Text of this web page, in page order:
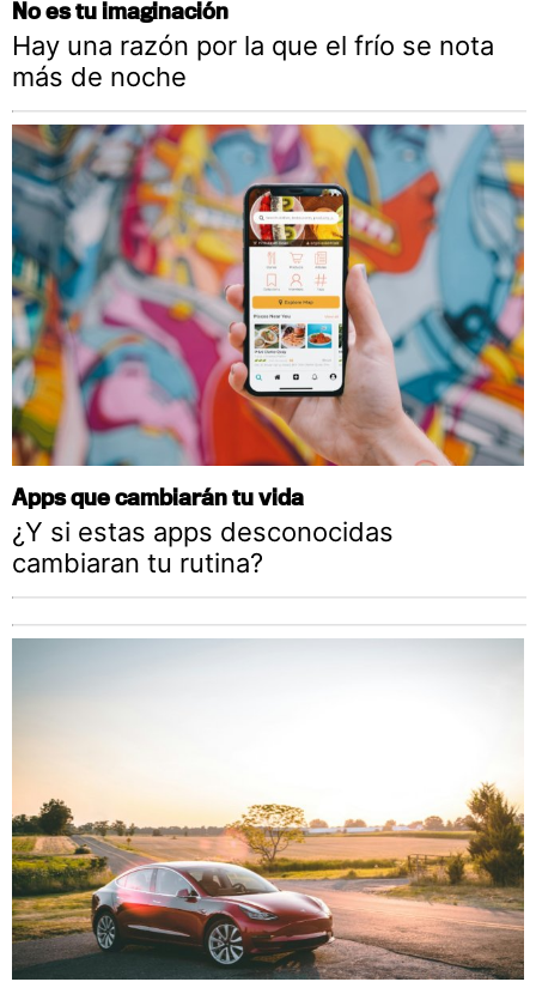
No es tu imaginación
Hay una razón por la que el frío se nota
más de noche
Apps que cambiarán tu vida
¿Y si estas apps desconocidas
cambiaran tu rutina?